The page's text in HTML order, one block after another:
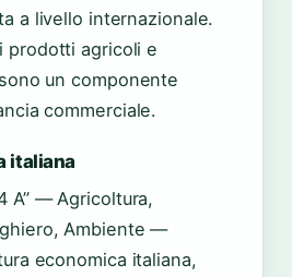
a livello internazionale.
prodotti agricoli e
un componente
commerciale.
italiana
A” — Agricoltura,
Ambiente —
economica italiana,